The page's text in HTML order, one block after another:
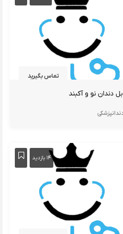
تماس بگیرید
دندان نو و آکبند
۱۴ بازدید